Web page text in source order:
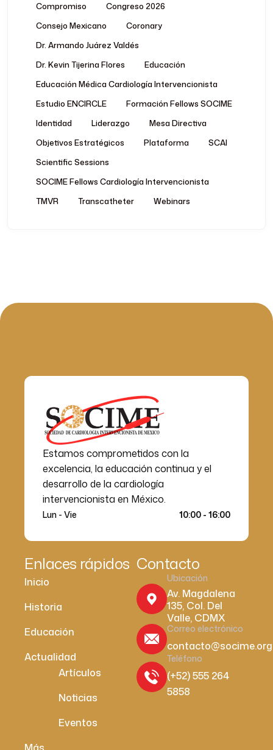
Compromiso
Congreso 2026
Consejo Mexicano
Coronary
Dr. Armando Juárez Valdés
Dr. Kevin Tijerina Flores
Educación
Educación Médica Cardiología Intervencionista
Estudio ENCIRCLE
Formación Fellows SOCIME
Identidad
Liderazgo
Mesa Directiva
Objetivos Estratégicos
Plataforma
SCAI
Scientific Sessions
SOCIME Fellows Cardiología Intervencionista
TMVR
Transcatheter Webinars
Estamos comprometidos con la
excelencia, la educación continua y el
desarrollo de la cardiología
intervencionista en México.
Lun - Vie 10:00 - 16:00
Enlaces rápidos
Inicio
Historia
Educación
Actualidad
Artículos
Noticias
Eventos
Más
Contacto
Ubicación
Av. Magdalena
135, Col. Del
Valle, CDMX
Correo electrónico
contacto@socime.org
Teléfono
(+52) 555 264
5858